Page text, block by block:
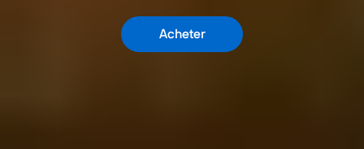
Acheter